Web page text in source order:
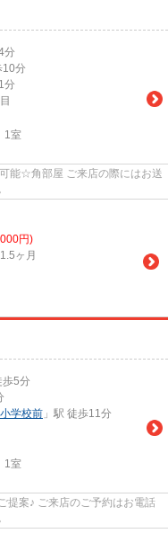
分
10分
分
1室
能☆角部屋 ご来店の際にはお送
円)
ヶ月
歩5分
学校前 」駅 徒歩11分
1室
提案♪ ご来店のご予約はお電話